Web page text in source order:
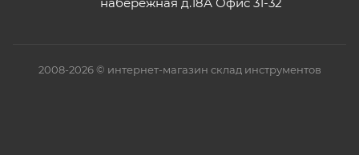
2008-2026 © интернет-магазин склад инструментов